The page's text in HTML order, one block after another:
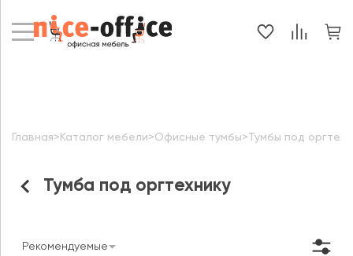
Тумба под оргтехнику
Главная> Каталог мебели>Офисные тумбы> Тумбы под
Рекомендуемые